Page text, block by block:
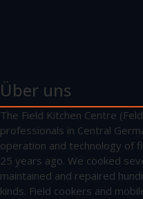
Über uns
The Field Kitchen Centre
professionals in Central
operation and technology of
25 years ago. We cooked
maintained and repaired
kinds. Field cookers and